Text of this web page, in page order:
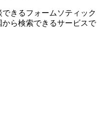
きるフォームソティック
ら検索できるサービスで